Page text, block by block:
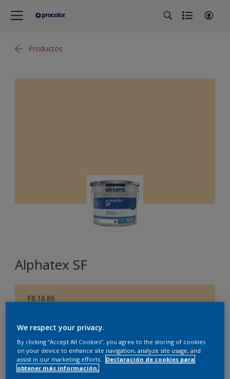
Productos
Alphatex SF
F8.18.86
1 litros
1 litros
Cantidad Calculadora de pintura
We respect your privacy.
By clicking “Accept All Cookies”, you agree to the storing of cookies
on your device to enhance site navigation, analyze site usage, and
assist in our marketing efforts.
Declaración de cookies para
obtener más información.